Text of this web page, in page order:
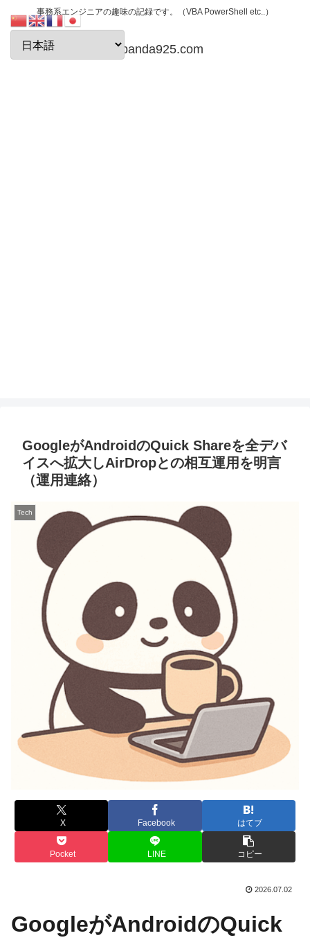
事務系エンジニアの趣味の記録です。（VBA PowerShell etc..）
papanda925.com
GoogleがAndroidのQuick Shareを全デバ
イスへ拡大しAirDropとの相互運用を明言
（運用連絡）
Tech
X Facebook はてブ
Pocket LINE コピー
2026.07.02
GoogleがAndroidのQuick